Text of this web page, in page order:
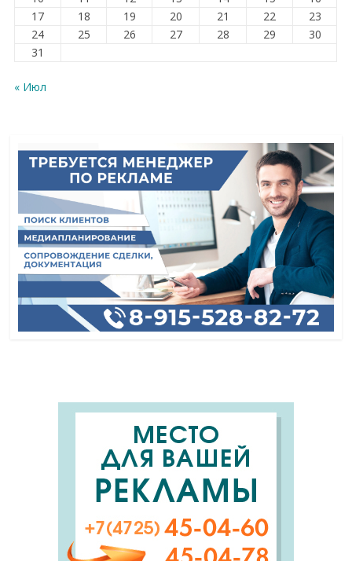
17
18 19 20 21 22
23
24
25 26 27 28 29
30
31
« Июл